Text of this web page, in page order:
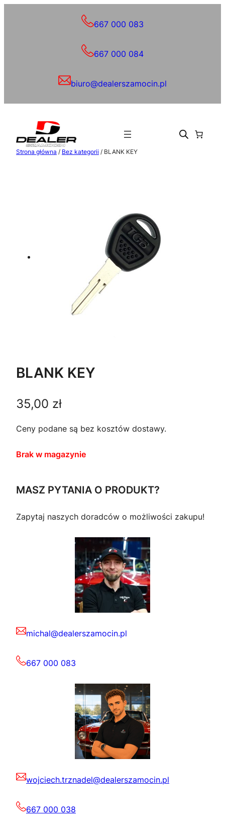
667 000 083
667 000 084
biuro@dealerszamocin.pl
Strona główna / Bez kategorii / BLANK KEY
BLANK KEY
35,00 zł
Ceny podane są bez kosztów dostawy.
Brak w magazynie
MASZ PYTANIA O PRODUKT?
Zapytaj naszych doradców o możliwości zakupu!
michal@dealerszamocin.pl
667 000 083
wojciech.trznadel@dealerszamocin.pl
667 000 038